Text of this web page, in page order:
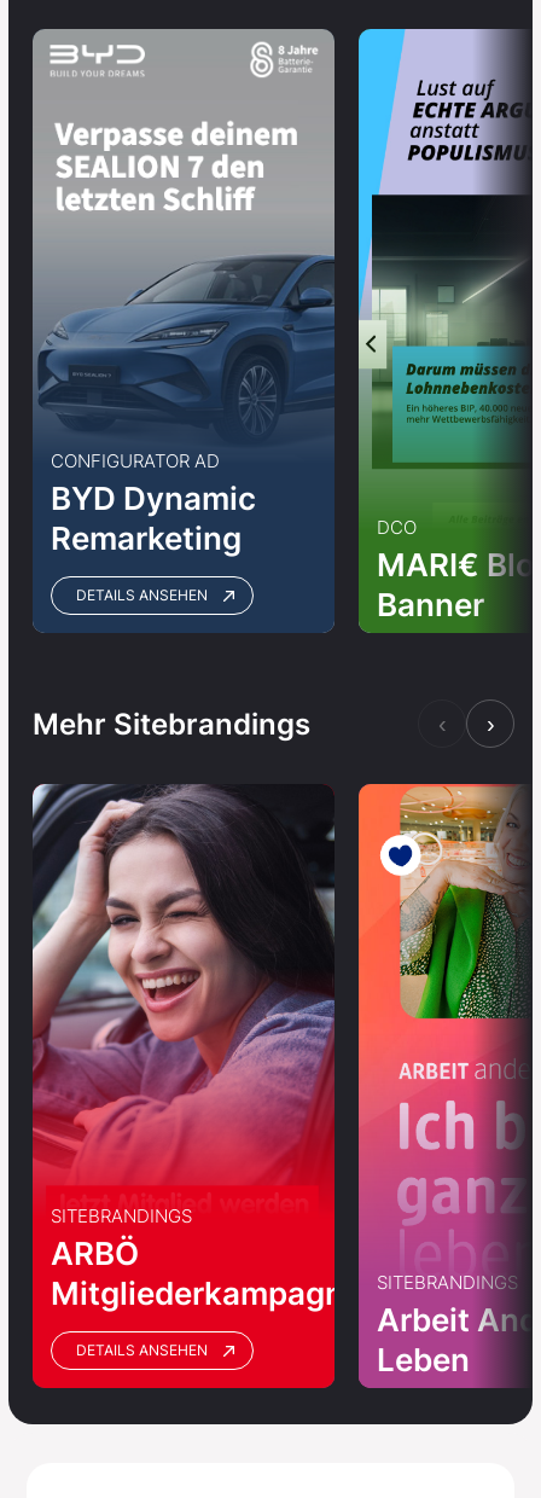
CONFIGURATOR AD
BYD Dynamic
Remarketing
DETAILS ANSEHEN
DCO
MARI€
Banner
Mehr Sitebrandings ‹ ›
SITEBRANDINGS
ARBÖ
Mitgliederkampagne
DETAILS ANSEHEN
SITEBRANDINGS
Arbeit
Leben